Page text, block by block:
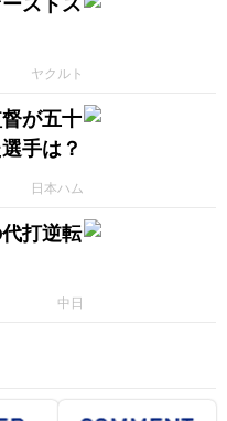
ストス
ヤクルト
が五十
手は？
日本ハム
打逆転
中日